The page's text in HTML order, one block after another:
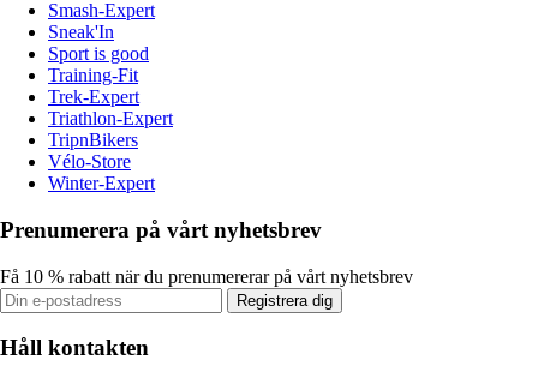
Smash-Expert
Sneak'In
Sport is good
Training-Fit
Trek-Expert
Triathlon-Expert
TripnBikers
Vélo-Store
Winter-Expert
Prenumerera på vårt nyhetsbrev
Få 10 % rabatt när du prenumererar på vårt nyhetsbrev
Registrera dig
Håll kontakten